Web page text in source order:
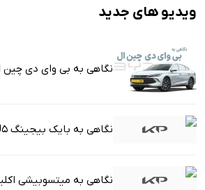
ویدیو های جدید
نگاهی به بی وای دی چین
نگاهی به بایک بیجینگ U5پلاس
نگاهی به میتسوبیشی